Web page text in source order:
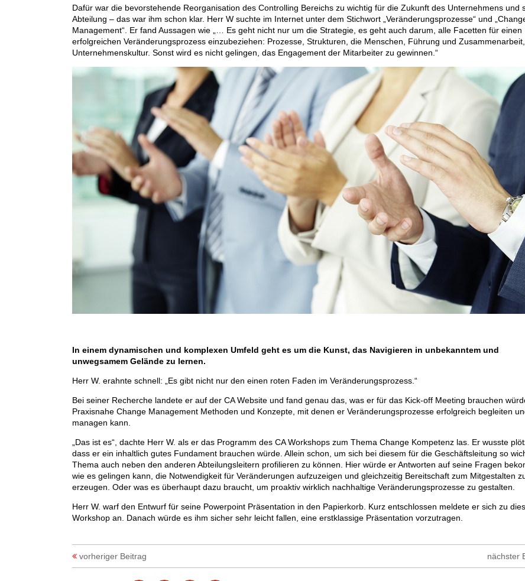
Dafür war die bevorstehende Reorganisation des Controlling Bereichs zu wichtig für die Zukunft des Unternehmens und
Abteilung – das war ihm schon klar. Herr W suchte im Internet unter dem Stichwort „Veränderungsprozesse“ und
Management“. Er fand Aussagen wie „… Es geht nicht nur um die Strategie, es geht auch darum, alle Facetten für einen
erfolgreichen Veränderungsprozess einzubeziehen: Prozesse, Strukturen, die Menschen, Führung und
Unternehmenskultur. Sonst wird es nicht gelingen, das Engagement der Mitarbeiter zu gewinnen.“
In einem dynamischen und komplexen Umfeld geht es um die Kunst, das Navigieren in unbekanntem und
unwegsamem Gelände zu lernen.
Herr W. erahnte schnell: „Es gibt nicht nur den einen roten Faden im Veränderungsprozess.“
Bei seiner Recherche landete er auf der CA Website und fand genau das, was er für das Kick-off Meeting brauchen
Praxisnahe Change Management Methoden und Konzepte, mit denen er Veränderungsprozesse erfolgreich begleiten
managen kann.
„Das ist es“, dachte Herr W. als er das Programm des CA Workshops zum Thema Change Kompetenz las. Er wusste
dass er ein inhaltlich gutes Fundament brauchen würde. Allein schon, um sich bei diesem für die Geschäftsleitung so
Thema auch neben den anderen Abteilungsleitern profilieren zu können. Hier würde er Antworten auf seine Fragen
wie es gelingen kann, die Notwendigkeit für Veränderungen aufzuzeigen und gleichzeitig Bereitschaft zum Mitgestalten
erzeugen. Oder was es überhaupt dazu braucht, um proaktiv wirklich nachhaltige Veränderungsprozesse zu gestalten.
Herr W. warf den Entwurf für seine Powerpoint Präsentation in den Papierkorb. Kurz entschlossen meldete er sich zu
Workshop an. Danach würde es ihm sicher sehr leicht fallen, eine erstklassige Präsentation vorzutragen.
vorheriger Beitrag nächster